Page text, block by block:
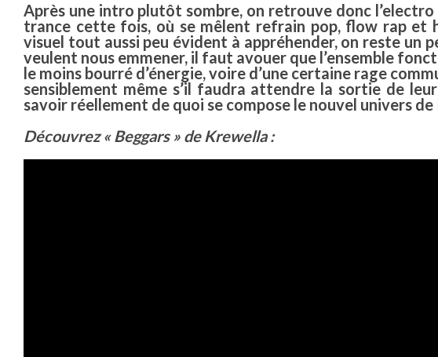
Après une intro plutôt sombre, on retrouve donc
trance cette fois, où se mêlent refrain pop, flow rap et
visuel tout aussi peu évident à appréhender, on reste un
veulent nous emmener, il faut avouer que l’ensemble
le moins bourré d’énergie, voire d’une certaine rage
sensiblement même s’il faudra attendre la sortie de
savoir réellement de quoi se compose le nouvel univers
Découvrez « Beggars » de Krewella :